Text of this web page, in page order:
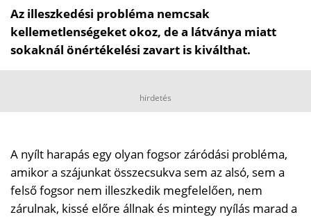
Az illeszkedési probléma nemcsak
kellemetlenségeket okoz, de a látványa miatt
sokaknál önértékelési zavart is kiválthat.
hirdetés
A nyílt harapás egy olyan fogsor záródási probléma,
amikor a szájunkat összecsukva sem az alsó, sem a
felső fogsor nem illeszkedik megfelelően, nem
zárulnak, kissé előre állnak és mintegy nyílás marad a